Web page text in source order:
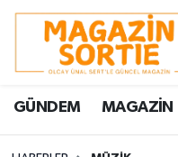
GÜNDEM MAGAZİN
Nöbetçi
Hava Durumu